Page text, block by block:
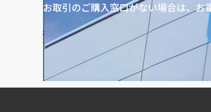
お取引のご購入窓口がない場合は、